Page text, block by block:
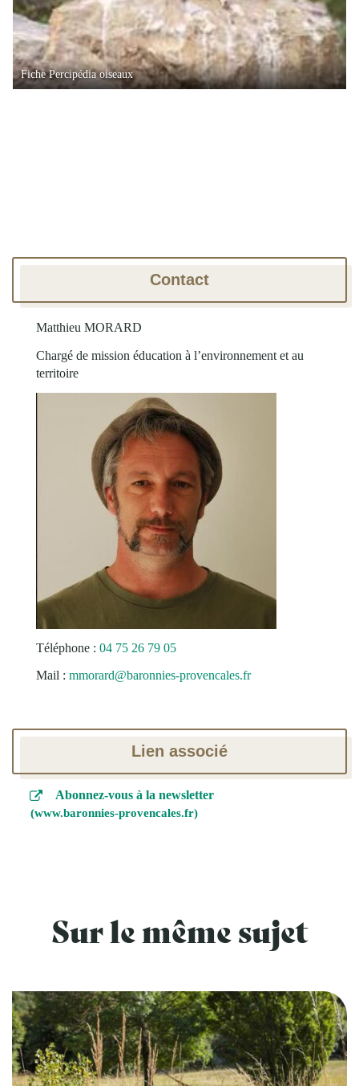
Fiche Percipédia oiseaux
Contact
Matthieu MORARD
Chargé de mission éducation à l’environnement et au
territoire
Téléphone : 04 75 26 79 05
Mail : mmorard@baronnies-provencales.fr
Lien associé
Abonnez-vous à la newsletter
www.baronnies-provencales.fr
Sur le même sujet